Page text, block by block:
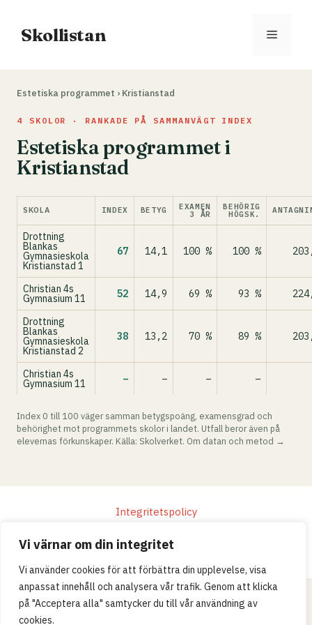
Vi värnar om din integritet
Vi använder cookies för att förbättra din upplevelse, visa
anpassat innehåll och analysera vår trafik. Genom att klicka
på "Acceptera alla" samtycker du till vår användning av
cookies.
innehåll
Skollistan Meny
Estetiska programmet › Kristianstad
4 SKOLOR · RANKADE PÅ SAMMANVÄGT INDEX
Estetiska programmet i
Kristianstad
SKOLA INDEX BETYG EXAMEN
3 ÅR
BEHÖRIG
HÖGSK.
Drottning
Blankas
Gymnasieskola
Kristianstad 1
67 14,1 100 % 100 %
Christian 4s
Gymnasium 11 52 14,9 69 % 93 %
Drottning
Blankas
Gymnasieskola
Kristianstad 2
38 13,2 70 % 89 %
Christian 4s
Gymnasium 11 – – – –
Index 0 till 100 väger samman betygspoäng, examensgrad och
behörighet mot programmets skolor i landet. Utfall beror även på
elevernas förkunskaper. Källa: Skolverket. Om datan och metod →
Integritetspolicy
© 2026 Skollistan.se · Umpteenth Media · Kivra:
559183-3313 · S-106 31 Stockholm, Sweden